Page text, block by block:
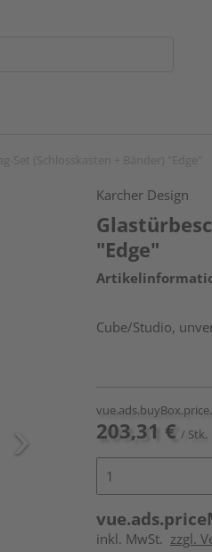
Karcher Design
"Edge"
Cube/Studio,
203,31 € / Stk.
inkl. MwSt. zzgl.